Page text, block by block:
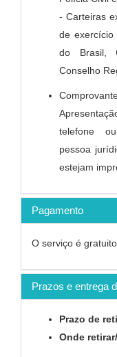
- Carteiras
de exercício
do Brasil,
Conselho
telefone
pessoa
estejam
Pagamento
O serviço é gratuito
Prazos e entrega
Prazo de
Onde